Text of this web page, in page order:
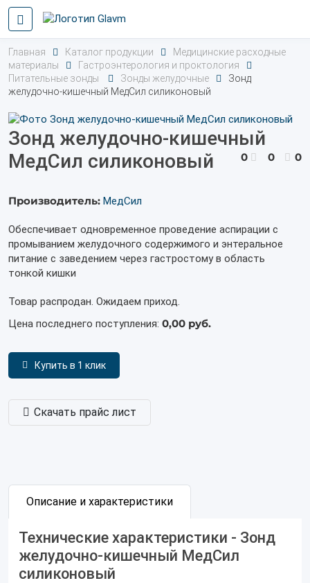
Главная Каталог продукции
Медицинские расходные
материалы
Гастроэнтерология и проктология
Питательные зонды
Зонды желудочные
Зонд
желудочно-кишечный МедСил силиконовый
Зонд желудочно-кишечный
МедСил силиконовый
0 0 0
Производитель: МедСил
Обеспечивает одновременное проведение аспирации с
промыванием желудочного содержимого и энтеральное
питание с заведением через гастростому в область
тонкой кишки
Товар распродан. Ожидаем приход.
Цена последнего поступления: 0,00 руб.
Купить в 1 клик
Скачать прайс лист
Описание и характеристики
Технические характеристики - Зонд
желудочно-кишечный МедСил
силиконовый